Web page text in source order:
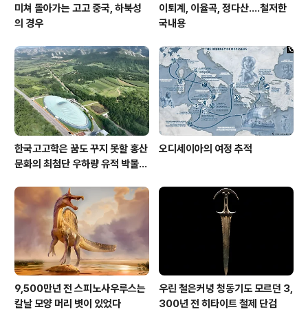
미쳐 돌아가는 고고 중국, 하북성
의 경우
이퇴계, 이율곡, 정다산....철저한
국내용
한국고고학은 꿈도 꾸지 못할 홍산
문화의 최첨단 우하량 유적 박물관
오디세이아의 여정 추적
9,500만년 전 스피노사우루스는
칼날 모양 머리 볏이 있었다
우린 철은커녕 청동기도 모르던 3,
300년 전 히타이트 철제 단검